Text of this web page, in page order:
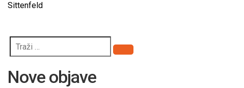
Sittenfeld
Pretraži
Nove objave